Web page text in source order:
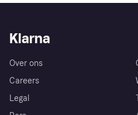
Klarna
Over ons
Careers
Legal